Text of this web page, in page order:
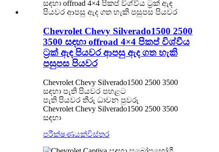
Chevrolet Chevy Silverado1500 2500
3500 සඳහා offroad 4×4 පිකප් විශ්වීය
ට්‍රක් ඇඳ පියවර ආපසු ඇද ගත හැකි
පසුපස පියවර
Chevrolet Chevy Silverado1500 2500 3500
සඳහා පැති පියවර පහළට
පැති පියවර තීරු ධාවන පුවරු
Chevrolet Chevy Silverado1500 2500 3500
සඳහා
පරීක්ෂණයක්විස්තර